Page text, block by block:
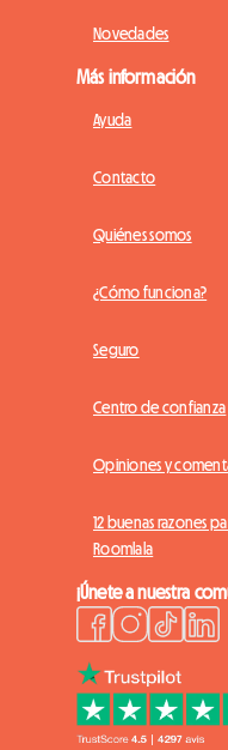
Novedades
Más información
Ayuda
Contacto
Quiénes somos
¿Cómo funciona?
Seguro
Centro de confianza
Opiniones y
12 buenas razones
Roomlala
¡Únete a nuestra